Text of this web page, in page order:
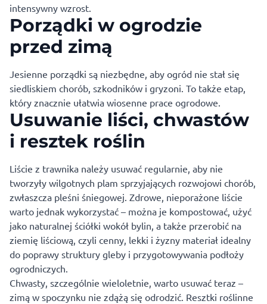
intensywny wzrost.
Porządki w ogrodzie
przed zimą
Jesienne porządki są niezbędne, aby ogród nie stał się
siedliskiem chorób, szkodników i gryzoni. To także etap,
który znacznie ułatwia wiosenne prace ogrodowe.
Usuwanie liści, chwastów
i resztek roślin
Liście z trawnika należy usuwać regularnie, aby nie
tworzyły wilgotnych plam sprzyjających rozwojowi chorób,
zwłaszcza pleśni śniegowej. Zdrowe, nieporażone liście
warto jednak wykorzystać – można je kompostować, użyć
jako naturalnej ściółki wokół bylin, a także przerobić na
ziemię liściową, czyli cenny, lekki i żyzny materiał idealny
do poprawy struktury gleby i przygotowywania podłoży
ogrodniczych.
Chwasty, szczególnie wieloletnie, warto usuwać teraz –
zimą w spoczynku nie zdążą się odrodzić. Resztki roślinne